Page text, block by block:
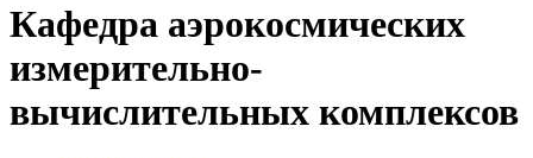
Кафедра аэрокосмических
измерительно-
вычислительных комплексов